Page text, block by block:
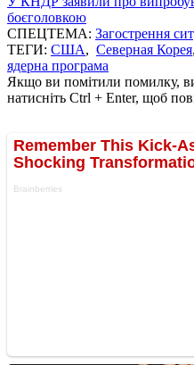
боєголовкою
СПЕЦТЕМА: Загострення
ТЕГИ: США, Северная Корея
ядерна програма
Якщо ви помітили помилку,
натисніть Ctrl + Enter, щоб